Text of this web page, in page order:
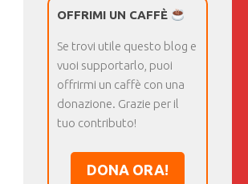
OFFRIMI UN CAFFÈ
Se trovi utile questo blog e
vuoi supportarlo, puoi
offrirmi un caffè con una
donazione. Grazie per il
tuo contributo!
DONA ORA!